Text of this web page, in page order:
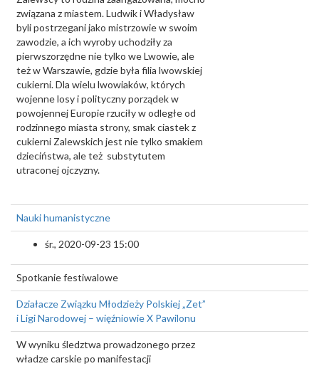
związana z miastem. Ludwik i Władysław
byli postrzegani jako mistrzowie w swoim
zawodzie, a ich wyroby uchodziły za
pierwszorzędne nie tylko we Lwowie, ale
też w Warszawie, gdzie była filia lwowskiej
cukierni. Dla wielu lwowiaków, których
wojenne losy i polityczny porządek w
powojennej Europie rzuciły w odległe od
rodzinnego miasta strony, smak ciastek z
cukierni Zalewskich jest nie tylko smakiem
dzieciństwa, ale też substytutem
utraconej ojczyzny.
Nauki humanistyczne
śr., 2020-09-23 15:00
Spotkanie festiwalowe
Działacze Związku Młodzieży Polskiej „Zet”
i Ligi Narodowej – więźniowie X Pawilonu
W wyniku śledztwa prowadzonego przez
władze carskie po manifestacji